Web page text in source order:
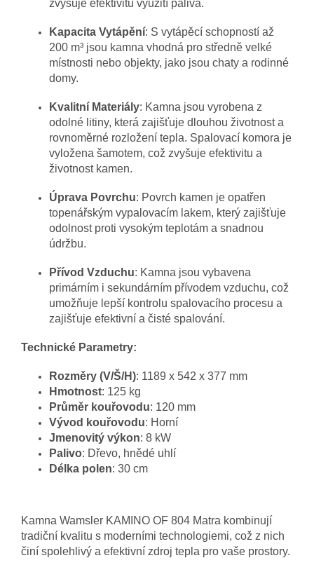
zvyšuje efektivitu využití paliva.
Kapacita Vytápění: S vytápěcí schopností až
200 m³ jsou kamna vhodná pro středně velké
místnosti nebo objekty, jako jsou chaty a rodinné
domy.
Kvalitní Materiály: Kamna jsou vyrobena z
odolné litiny, která zajišťuje dlouhou životnost a
rovnoměrné rozložení tepla. Spalovací komora je
vyložena šamotem, což zvyšuje efektivitu a
životnost kamen.
Úprava Povrchu: Povrch kamen je opatřen
topenářským vypalovacím lakem, který zajišťuje
odolnost proti vysokým teplotám a snadnou
údržbu.
Přívod Vzduchu: Kamna jsou vybavena
primárním i sekundárním přívodem vzduchu, což
umožňuje lepší kontrolu spalovacího procesu a
zajišťuje efektivní a čisté spalování.
Technické Parametry:
Rozměry (V/Š/H): 1189 x 542 x 377 mm
Hmotnost: 125 kg
Průměr kouřovodu: 120 mm
Vývod kouřovodu: Horní
Jmenovitý výkon: 8 kW
Palivo: Dřevo, hnědé uhlí
Délka polen: 30 cm
Kamna Wamsler KAMINO OF 804 Matra kombinují
tradiční kvalitu s moderními technologiemi, což z nich
činí spolehlivý a efektivní zdroj tepla pro vaše prostory.